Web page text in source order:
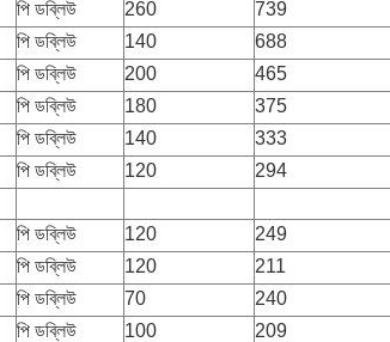
পি ডব্লিউ 260 739
পি ডব্লিউ 140 688
পি ডব্লিউ 200 465
পি ডব্লিউ 180 375
পি ডব্লিউ 140 333
পি ডব্লিউ 120 294
পি ডব্লিউ 120 249
পি ডব্লিউ 120 211
পি ডব্লিউ 70 240
পি ডব্লিউ 100 209